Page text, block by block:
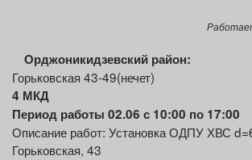
Орджоникидзевский район:
Горьковская 43-49(нечет)
4 МКД
Период работы 02.06 с 10:00 по 17:00
Описание работ: Установка ОДПУ ХВС
Горьковская, 43